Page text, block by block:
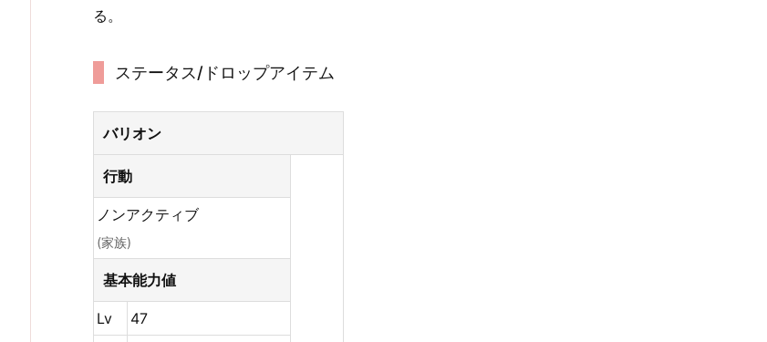
る。
ステータス/ドロップアイテム
バリオン
行動
ノンアクティブ
(家族)
基本能力値
Lv
47